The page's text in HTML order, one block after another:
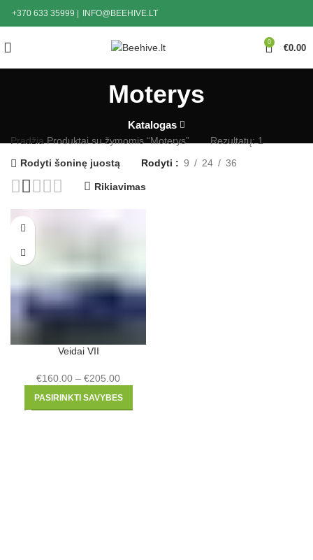
+370 633 35999 INFO@BEEHIVE.LT
0
€0.00
Moterys
Katalogas
Pradžia Produktai su žymomis “Moterys”
Rezultatų: 1
Rodyti šoninę juostą
Rodyti 9 24 36
Rikiavimas
Veidai VII
€160.00 – €205.00
PASIRINKTI SAVYBES